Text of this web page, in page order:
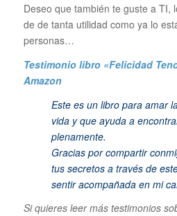
Deseo que también te guste a TI,
de de tanta utilidad como ya lo
personas…
Testimonio libro «Felicidad
Amazon
Este es un libro para amar
vida y que ayuda a
plenamente.
Gracias por compartir
tus secretos a través de
sentir acompañada en mi
Si quieres leer más testimonios